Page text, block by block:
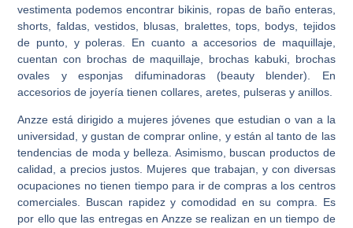
vestimenta podemos encontrar bikinis, ropas de baño enteras,
shorts, faldas, vestidos, blusas, bralettes, tops, bodys, tejidos
de punto, y poleras. En cuanto a accesorios de maquillaje,
cuentan con brochas de maquillaje, brochas kabuki, brochas
ovales y esponjas difuminadoras (beauty blender). En
accesorios de joyería tienen collares, aretes, pulseras y anillos.
Anzze está dirigido a mujeres jóvenes que estudian o van a la
universidad, y gustan de comprar online, y están al tanto de las
tendencias de moda y belleza. Asimismo, buscan productos de
calidad, a precios justos. Mujeres que trabajan, y con diversas
ocupaciones no tienen tiempo para ir de compras a los centros
comerciales. Buscan rapidez y comodidad en su compra. Es
por ello que las entregas en Anzze se realizan en un tiempo de